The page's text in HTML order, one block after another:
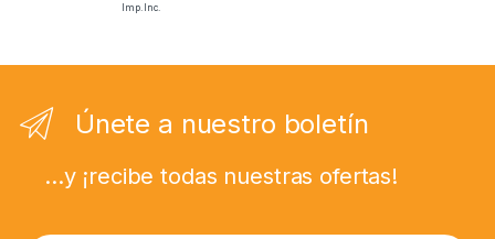
Imp. Inc.
Únete a nuestro boletín
...y ¡recibe todas nuestras ofertas!